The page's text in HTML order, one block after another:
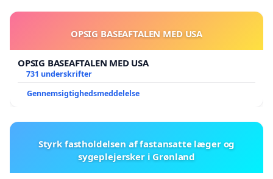
OPSIG BASEAFTALEN MED USA
OPSIG BASEAFTALEN MED USA
731 underskrifter
Gennemsigtighedsmeddelelse
Styrk fastholdelsen af fastansatte læger og
sygeplejersker i Grønland